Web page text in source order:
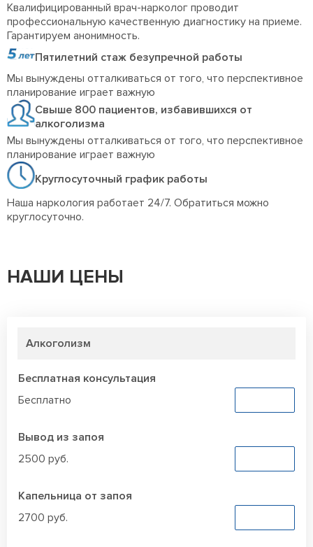
Квалифицированный врач-нарколог проводит
профессиональную качественную диагностику на приеме.
Гарантируем анонимность.
Пятилетний стаж безупречной работы
Мы вынуждены отталкиваться от того, что перспективное
планирование играет важную
Свыше 800 пациентов, избавившихся от
алкоголизма
Мы вынуждены отталкиваться от того, что перспективное
планирование играет важную
Круглосуточный график работы
Наша наркология работает 24/7. Обратиться можно
круглосуточно.
НАШИ ЦЕНЫ
Алкоголизм
Бесплатная консультация
Бесплатно
Вывод из запоя
2500 руб.
Капельница от запоя
2700 руб.